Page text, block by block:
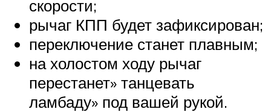
скорости;
рычаг КПП будет зафиксирован;
переключение станет плавным;
на холостом ходу рычаг
перестанет» танцевать
ламбаду» под вашей рукой.